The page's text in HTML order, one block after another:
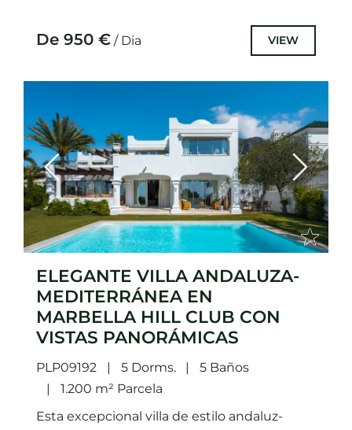
De 950 € / Dia VIEW
Previous Next
ELEGANTE VILLA ANDALUZA-
MEDITERRÁNEA EN
MARBELLA HILL CLUB CON
VISTAS PANORÁMICAS
PLP09192 5 Dorms.
5 Baños
1.200 m² Parcela
Esta excepcional villa de estilo andaluz-